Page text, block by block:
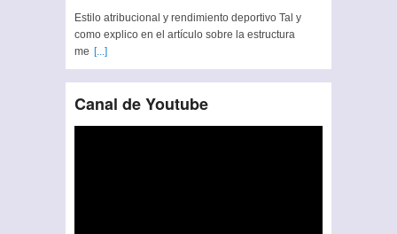
Estilo atribucional y rendimiento deportivo Tal y
como explico en el artículo sobre la estructura
me [...]
Canal de Youtube